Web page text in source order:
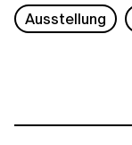
Ausstellung